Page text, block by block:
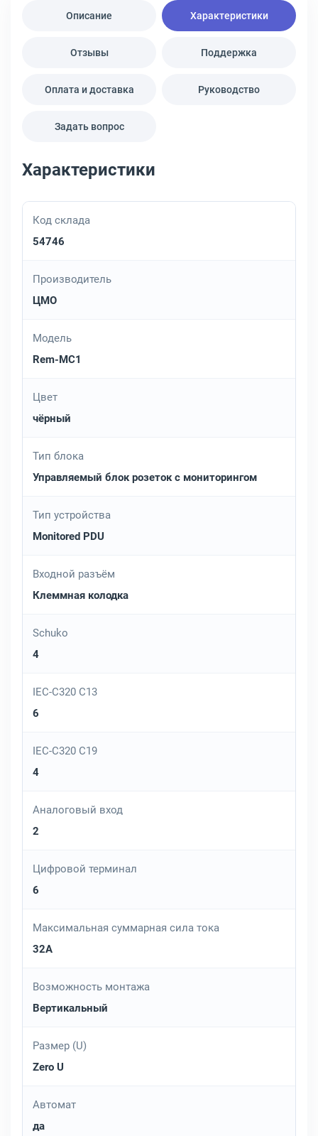
Описание Характеристики
Отзывы Поддержка
Оплата и доставка Руководство
Задать вопрос
Характеристики
Код склада
54746
Производитель
ЦМО
Модель
Rem-MC1
Цвет
чёрный
Тип блока
Управляемый блок розеток с мониторингом
Тип устройства
Monitored PDU
Входной разъём
Клеммная колодка
Schuko
4
IEC-C320 C13
6
IEC-C320 C19
4
Аналоговый вход
2
Цифровой терминал
6
Максимальная суммарная сила тока
32A
Возможность монтажа
Вертикальный
Размер (U)
Zero U
Автомат
да